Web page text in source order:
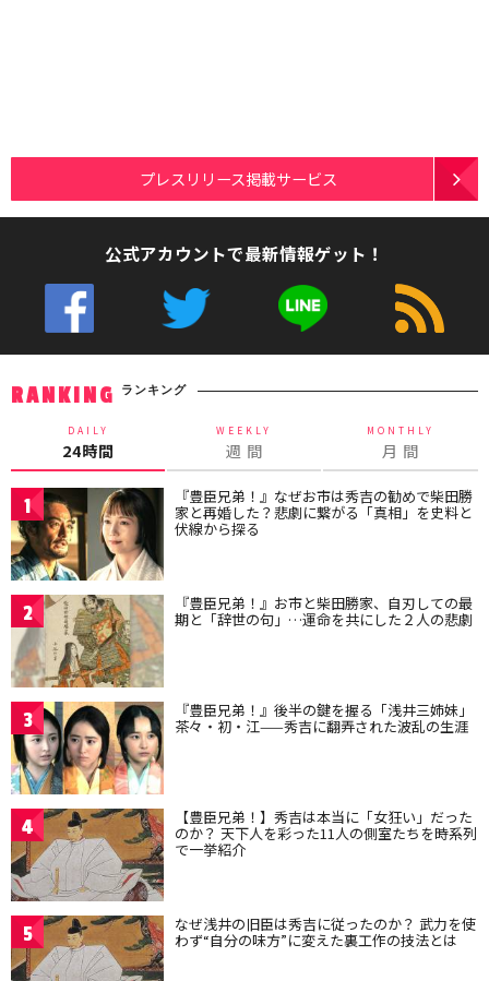
プレスリリース掲載サービス
公式アカウントで最新情報ゲット！
RANKING ランキング
DAILY
24時間
WEEKLY
週 間
MONTHLY
月 間
1 『豊臣兄弟！』なぜお市は秀吉の勧めで柴田勝
家と再婚した？悲劇に繋がる「真相」を史料と
伏線から探る
2 『豊臣兄弟！』お市と柴田勝家、自刃しての最
期と「辞世の句」…運命を共にした２人の悲劇
3 『豊臣兄弟！』後半の鍵を握る「浅井三姉妹」
茶々・初・江——秀吉に翻弄された波乱の生涯
4 【豊臣兄弟！】秀吉は本当に「女狂い」だった
のか？ 天下人を彩った11人の側室たちを時系列
で一挙紹介
5 なぜ浅井の旧臣は秀吉に従ったのか？ 武力を使
わず“自分の味方”に変えた裏工作の技法とは